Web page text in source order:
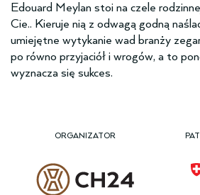
Edouard Meylan stoi na czele
Cie.. Kieruje nią z odwagą godną
umiejętne wytykanie wad branży
po równo przyjaciół i wrogów, a to
wyznacza się sukces.
ORGANIZATOR